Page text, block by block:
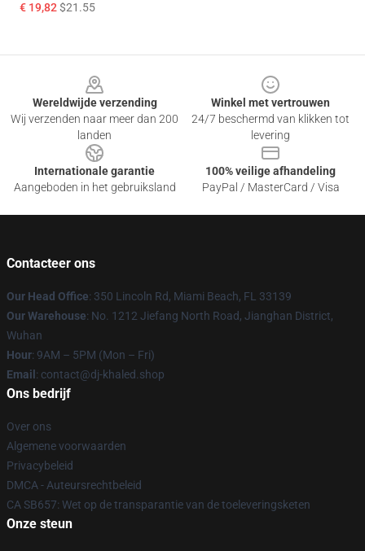
€ 19,82$21.55
Wereldwijde verzending
Wij verzenden naar meer dan 200
landen
Winkel met vertrouwen
24/7 beschermd van klikken tot
levering
Internationale garantie
Aangeboden in het gebruiksland
100% veilige afhandeling
PayPal / MasterCard / Visa
Contacteer ons
Our Head Office: 350 Lincoln Rd, Miami Beach, FL 33139
Our Warehouse: No. 1212 Jiefang North Road, Jianghan District,
Wuhan
Hour: 9AM – 5PM (Mon – Fri)
Email : contact@dj-khaled.shop
Ons bedrijf
Over ons
Algemene voorwaarden
Privacybeleid
DMCA - Auteursrechtbeleid
CA SB657: Wet op de transparantie van de toeleveringsketen
Onze steun